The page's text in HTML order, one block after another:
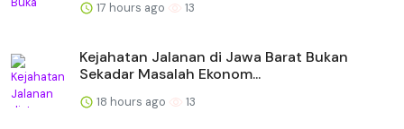
17 hours ago 13
Kejahatan Jalanan di Jawa Barat Bukan
Sekadar Masalah Ekonom...
18 hours ago 13